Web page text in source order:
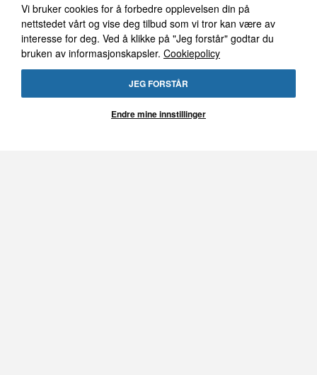
Vi bruker cookies for å forbedre opplevelsen din på
nettstedet vårt og vise deg tilbud som vi tror kan være av
interesse for deg. Ved å klikke på "Jeg forstår" godtar du
bruken av informasjonskapsler. Cookiepolicy
JEG FORSTÅR
Endre mine innstillinger
SCANDIQ BLACK ROCK RD
48W
Nyhet 2026
IP68
Superslankt design
SCANDIQ BLACK ROCK RD
72W
Nyhet 2026
4800 lumen
IP68
Superslankt design